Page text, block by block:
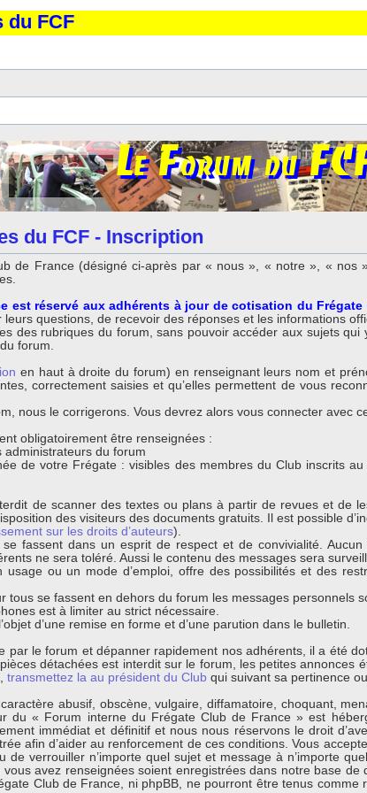
du FCF
du FCF - Inscription
de France (désigné ci-après par « nous », « notre », « nos
est réservé aux adhérents à jour de cotisation du Frégate
questions, de recevoir des réponses et les informations
des rubriques du forum, sans pouvoir accéder aux sujets
forum.
en haut à droite du forum) en renseignant leurs nom et
correctement saisies et qu’elles permettent de vous
nous le corrigerons. Vous devrez alors vous connecter avec
obligatoirement être renseignées :
administrateurs du forum
de votre Frégate : visibles des membres du Club inscrits
de scanner des textes ou plans à partir de revues et de
des visiteurs des documents gratuits. Il est possible
sur les droits d’auteurs).
fassent dans un esprit de respect et de convivialité.
ne sera toléré. Aussi le contenu des messages sera
ou un mode d’emploi, offre des possibilités et des
se fassent en dehors du forum les messages personnels
est à limiter au strict nécessaire.
d’une remise en forme et d’une parution dans le bulletin.
par le forum et dépanner rapidement nos adhérents, il a été
détachées est interdit sur le forum, les petites
transmettez la au président du Club qui suivant sa pertinence
abusif, obscène, vulgaire, diffamatoire, choquant,
du « Forum interne du Frégate Club de France » est
immédiat et définitif et nous nous réservons le droit
afin d’aider au renforcement de ces conditions. Vous
verrouiller n’importe quel sujet et message à n’importe
avez renseignées soient enregistrées dans notre base
Club de France, ni phpBB, ne pourront être tenus